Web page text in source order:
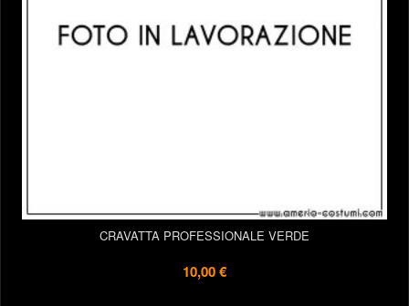
CRAVATTA PROFESSIONALE VERDE
10,00 €